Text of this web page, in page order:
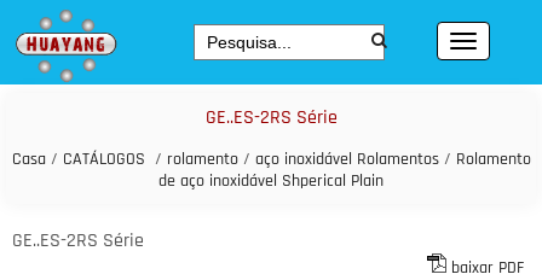
GE..ES-2RS Série
Casa/ CATÁLOGOS / rolamento/ aço inoxidável Rolamentos/ Rolamento
de aço inoxidável Shperical Plain
GE..ES-2RS Série
baixar PDF